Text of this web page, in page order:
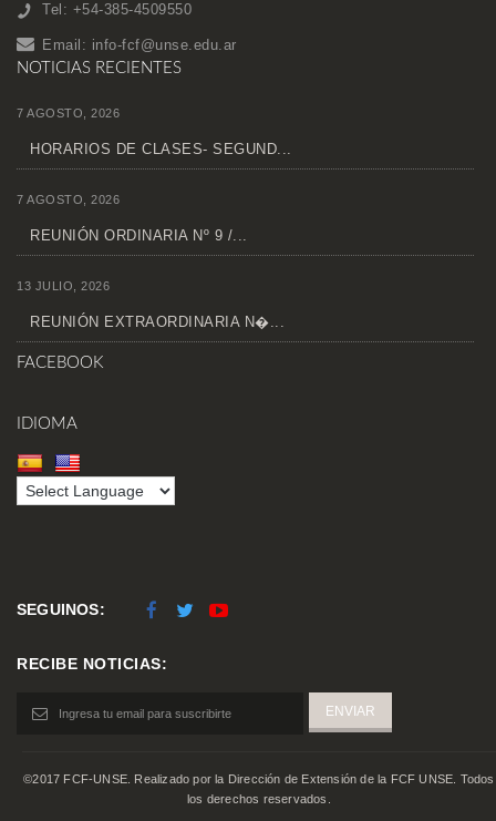
Tel: +54-385-4509550
Email: info-fcf@unse.edu.ar
NOTICIAS RECIENTES
7 AGOSTO, 2026
HORARIOS DE CLASES- SEGUND...
7 AGOSTO, 2026
REUNIÓN ORDINARIA Nº 9 /...
13 JULIO, 2026
REUNIÓN EXTRAORDINARIA N�...
FACEBOOK
IDIOMA
SEGUINOS:
RECIBE NOTICIAS:
©2017 FCF-UNSE. Realizado por la Dirección de Extensión de la FCF UNSE. Todos
los derechos reservados.